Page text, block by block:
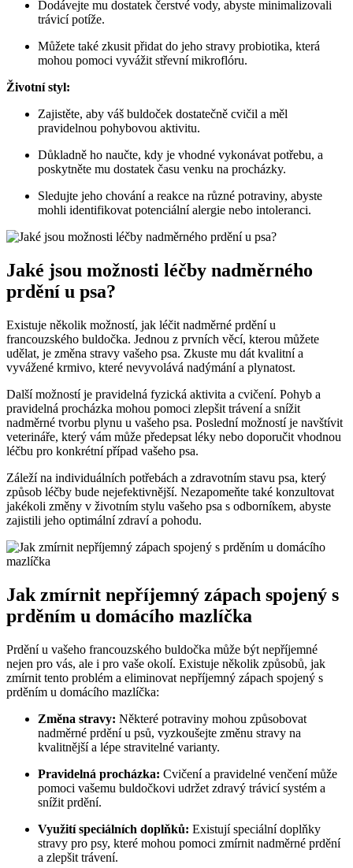
Dodávejte mu dostatek čerstvé vody, abyste minimalizovali
trávicí potíže.
Můžete také zkusit přidat do jeho stravy probiotika, která
mohou pomoci vyvážit střevní mikroflóru.
Životní styl:
Zajistěte, aby váš buldoček dostatečně cvičil a měl
pravidelnou pohybovou aktivitu.
Důkladně ho naučte, kdy je vhodné vykonávat potřebu, a
poskytněte mu dostatek času venku na procházky.
Sledujte jeho chování a reakce na různé potraviny, abyste
mohli identifikovat potenciální alergie nebo intoleranci.
Jaké jsou možnosti léčby nadměrného
prdění u psa?
Existuje několik možností, jak léčit nadměrné prdění u
francouzského buldočka. Jednou z prvních věcí, kterou můžete
udělat, je změna stravy vašeho psa. Zkuste mu dát kvalitní a
vyvážené krmivo, které nevyvolává nadýmání a plynatost.
Další možností je pravidelná fyzická aktivita a cvičení. Pohyb a
pravidelná procházka mohou pomoci zlepšit trávení a snížit
nadměrné tvorbu plynu u vašeho psa. Poslední možností je navštívit
veterináře, který vám může předepsat léky nebo doporučit vhodnou
léčbu pro konkrétní případ vašeho psa.
Záleží na individuálních potřebách a zdravotním stavu psa, který
způsob léčby bude nejefektivnější. Nezapomeňte také konzultovat
jakékoli změny v životním stylu vašeho psa s odborníkem, abyste
zajistili jeho optimální zdraví a pohodu.
Jak zmírnit nepříjemný zápach spojený s
prděním u domácího mazlíčka
Prdění u vašeho francouzského buldočka může být nepříjemné
nejen pro vás, ale i pro vaše okolí. Existuje několik způsobů, jak
zmírnit tento problém a eliminovat nepříjemný zápach spojený s
prděním u domácího mazlíčka:
Změna stravy: Některé potraviny mohou způsobovat
nadměrné prdění u psů, vyzkoušejte změnu stravy na
kvalitnější a lépe stravitelné varianty.
Pravidelná procházka: Cvičení a pravidelné venčení může
pomoci vašemu buldočkovi udržet zdravý trávicí systém a
snížit prdění.
Využití speciálních doplňků: Existují speciální doplňky
stravy pro psy, které mohou pomoci zmírnit nadměrné prdění
a zlepšit trávení.